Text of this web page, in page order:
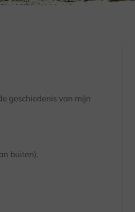
geschiedenis van mijn
buiten).